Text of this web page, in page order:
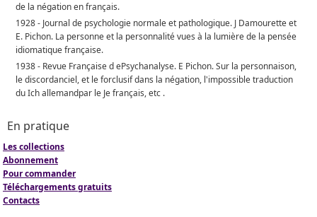
de la négation en français.
1928 - Journal de psychologie normale et pathologique. J Damourette et
E. Pichon. La personne et la personnalité vues à la lumière de la pensée
idiomatique française.
1938 - Revue Française d ePsychanalyse. E Pichon. Sur la personnaison,
le discordanciel, et le forclusif dans la négation, l'impossible traduction
du Ich allemandpar le Je français, etc .
En pratique
Les collections
Abonnement
Pour commander
Téléchargements gratuits
Contacts